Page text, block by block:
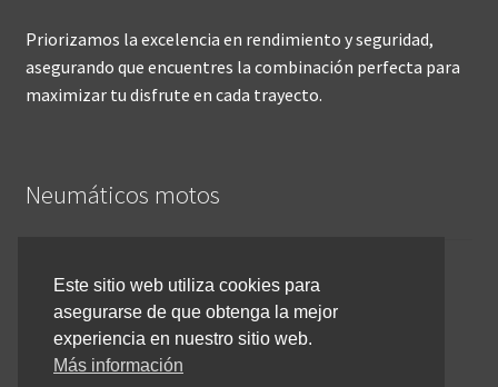
Priorizamos la excelencia en rendimiento y seguridad,
asegurando que encuentres la combinación perfecta para
maximizar tu disfrute en cada trayecto.
Neumáticos motos
Inicio
Cómo comprar online
Devoluciones y reembolsos
Este sitio web utiliza cookies para
asegurarse de que obtenga la mejor
experiencia en nuestro sitio web.
Más información